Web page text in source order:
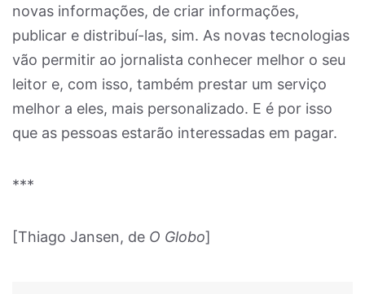
novas informações, de criar informações,
publicar e distribuí-las, sim. As novas tecnologias
vão permitir ao jornalista conhecer melhor o seu
leitor e, com isso, também prestar um serviço
melhor a eles, mais personalizado. E é por isso
que as pessoas estarão interessadas em pagar.
***
[Thiago Jansen, de O Globo]